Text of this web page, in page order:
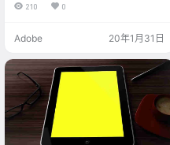
210 0
Adobe 20年1月31日